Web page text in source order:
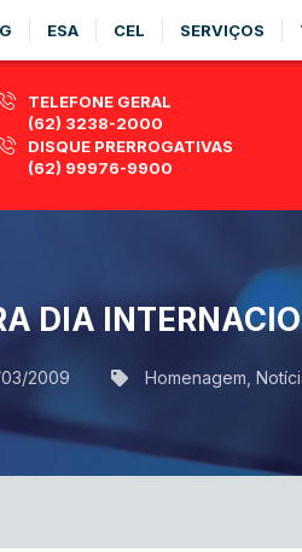
ESA CEL SERVIÇOS
TELEFONE GERAL
(62) 3238-2000
DISQUE PRERROGATIVAS
(62) 99976-9900
DIA
2009 Homenagem